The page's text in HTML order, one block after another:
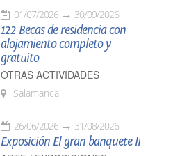
01/07/2026 30/09/2026
122 Becas de residencia con
alojamiento completo y
gratuito
OTRAS ACTIVIDADES
Salamanca
26/06/2026 31/08/2026
Exposición El gran banquete II